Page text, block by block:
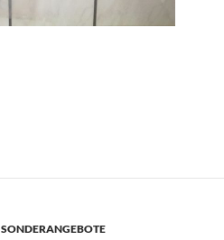
SONDERANGEBOTE